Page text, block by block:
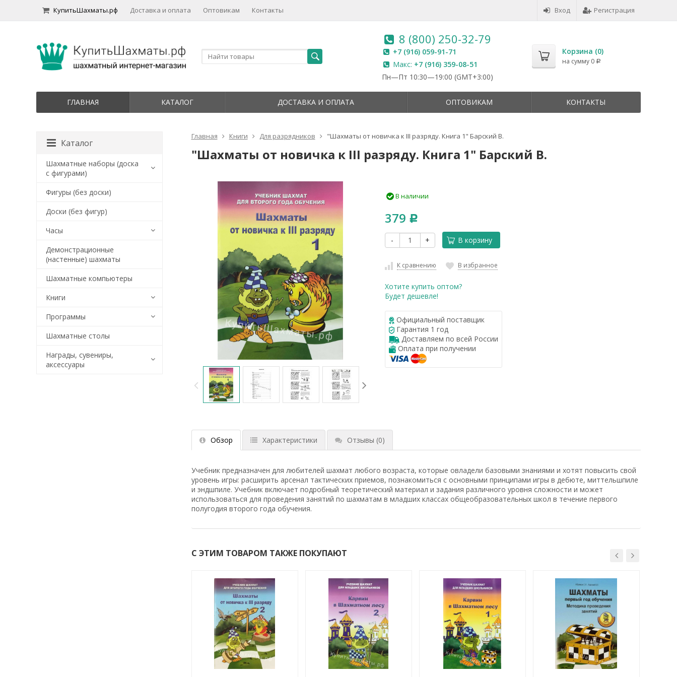
Вход Регистрация
КупитьШахматы.рф Доставка и оплата Оптовикам Контакты
8 (800) 250-32-79
+7 (916) 059-91-71
Макс: +7 (916) 359-08-51
Пн—Пт 10:30—19:00 (GMT+3:00)
Корзина (0)
на сумму 0 Р
ГЛАВНАЯ КАТАЛОГ ДОСТАВКА И ОПЛАТА ОПТОВИКАМ КОНТАКТЫ
Главная Книги Для разрядников "Шахматы от новичка к III разряду. Книга 1" Барский В.
"Шахматы от новичка к III разряду. Книга 1" Барский В.
В наличии
379 Р
- + В корзину
К сравнению В избранное
Хотите купить оптом?
Будет дешевле!
Официальный поставщик
Гарантия 1 год
Доставляем по всей России
Оплата при получении
Обзор Характеристики Отзывы (0)
Учебник предназначен для любителей шахмат любого возраста, которые овладели базовыми знаниями и хотят повысить свой
уровень игры: расширить арсенал тактических приемов, познакомиться с основными принципами игры в дебюте, миттельшпиле
и эндшпиле. Учебник включает подробный теоретический материал и задания различного уровня сложности и может
использоваться для проведения занятий по шахматам в младших классах общеобразовательных школ в течение первого
полугодия второго года обучения.
С ЭТИМ ТОВАРОМ ТАКЖЕ ПОКУПАЮТ
Каталог
Шахматные наборы (доска
с фигурами)
Фигуры (без доски)
Доски (без фигур)
Часы
Демонстрационные
(настенные) шахматы
Шахматные компьютеры
Книги
Программы
Шахматные столы
Награды, сувениры,
аксессуары